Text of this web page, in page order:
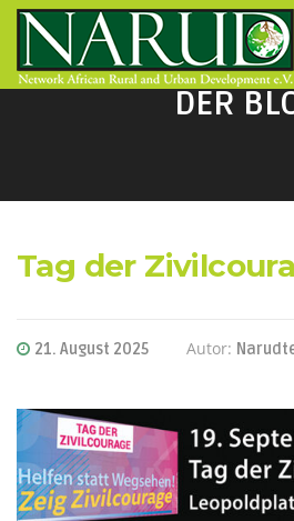
Direkt zum Inhalt
DER
Tag der
21. August 2025 Autor: